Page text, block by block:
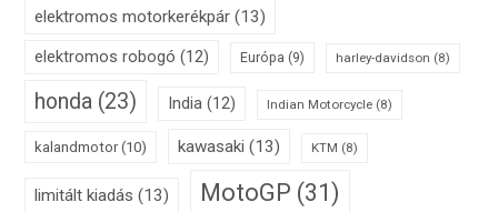
elektromos motorkerékpár (13)
elektromos robogó (12) Európa (9) harley-davidson (8)
honda (23) India (12) Indian Motorcycle (8)
kalandmotor(10) kawasaki (13) KTM (8)
limitált kiadás (13) MotoGP (31)